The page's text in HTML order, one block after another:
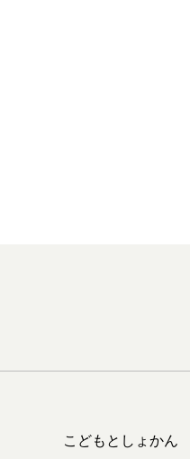
こどもとしょかん